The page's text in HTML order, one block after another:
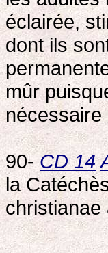
éclairée,
dont ils
mûr
nécessaire
90-CD 14
la
christianae